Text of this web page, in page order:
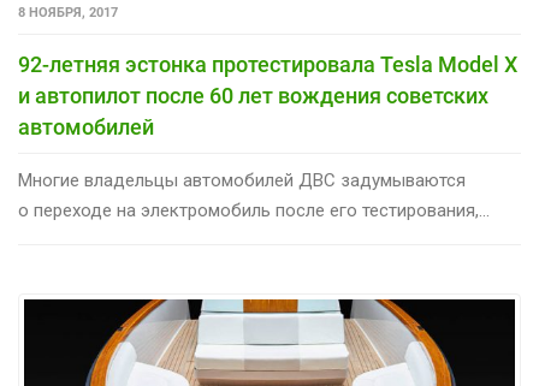
8 НОЯБРЯ, 2017
92-летняя эстонка протестировала Tesla Model X
и автопилот после 60 лет вождения советских
автомобилей
Многие владельцы автомобилей ДВС задумываются
о переходе на электромобиль после его тестирования,...